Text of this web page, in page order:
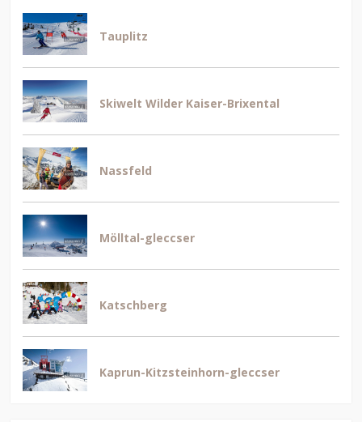
Tauplitz
Skiwelt Wilder Kaiser-Brixental
Nassfeld
Mölltal-gleccser
Katschberg
Kaprun-Kitzsteinhorn-gleccser